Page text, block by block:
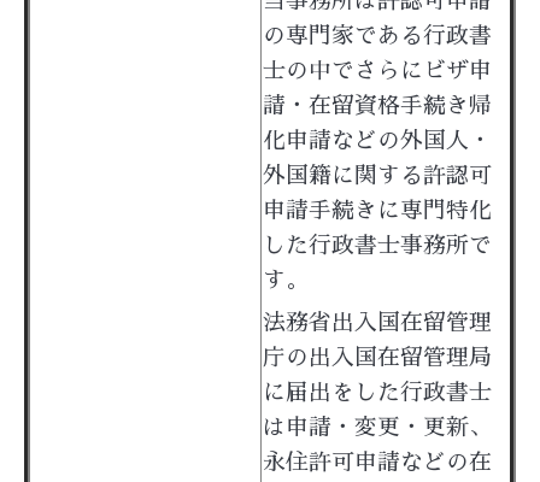
の専門家である行政書
士の中でさらにビザ申
請・在留資格手続き帰
化申請などの外国人・
外国籍に関する許認可
申請手続きに専門特化
した行政書士事務所で
す。
法務省出入国在留管理
庁の出入国在留管理局
に届出をした行政書士
は 申請・変更・更新、
永住許可申請などの在